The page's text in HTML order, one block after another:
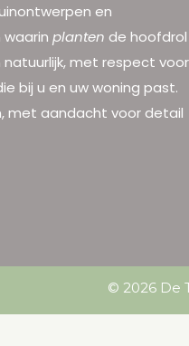
en
planten de hoofdrol
natuurlijk, met respect voor
bij u en uw woning past.
met aandacht voor detail
© 2026 De